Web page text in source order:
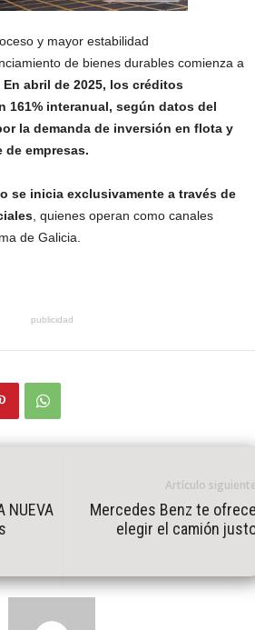
y mayor estabilidad
de bienes durables comienza a
En abril de 2025, los créditos
161% interanual, según datos del
la demanda de inversión en flota y
empresas.
se inicia exclusivamente a través de
, quienes operan como canales
de Galicia.
publicidad
NUEVA
Artículo
Mercedes Benz te
elegir el camión